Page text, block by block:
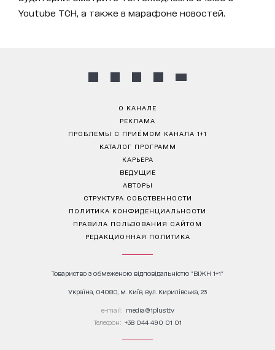
Youtube ТСН, а также в марафоне новостей.
О КАНАЛЕ
РЕКЛАМА
ПРОБЛЕМЫ С ПРИЁМОМ КАНАЛА 1+1
КАТАЛОГ ПРОГРАММ
КАРЬЕРА
ВЕДУЩИЕ
АВТОРЫ
СТРУКТУРА СОБСТВЕННОСТИ
ПОЛИТИКА КОНФИДЕНЦИАЛЬНОСТИ
ПРАВИЛА ПОЛЬЗОВАНИЯ САЙТОМ
РЕДАКЦИОННАЯ ПОЛИТИКА
Товариство з обмеженою відповідальністю "ВІЖН 1+1"
Україна, 04080, м. Київ, вул. Кирилівська, 23
е-mail: media@1plus1.tv
Телефон: +38 044 490 01 01